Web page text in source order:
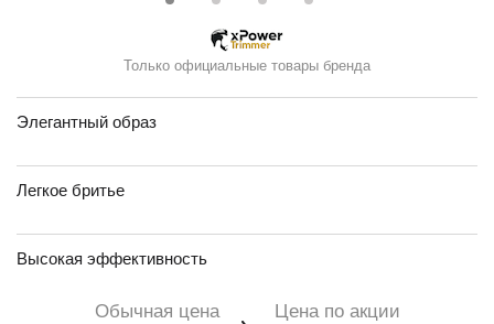
Только официальные товары бренда
Элегантный образ
Легкое бритье
Высокая эффективность
Обычная цена Цена по акции